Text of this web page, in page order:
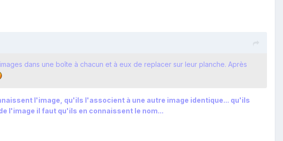
dans une boîte à chacun et à eux de replacer sur leur planche. Après
l'image, qu'ils l'associent à une autre image identique... qu'ils
l'image il faut qu'ils en connaissent le nom...